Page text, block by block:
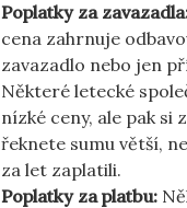
Poplatky za
cena zahrnuje
zavazadlo nebo jen
Některé letecké
nízké ceny, ale pak si
řeknete sumu větší,
za let zaplatili.
Poplatky za platbu: